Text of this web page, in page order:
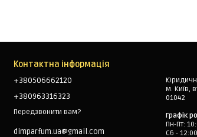
Контактна інформація
+380506662120
+380963316323
Передзвонити вам?
dimparfum.ua@gmail.com
м. Київ,
01042
Графік
Пн-Пт:
Сб -